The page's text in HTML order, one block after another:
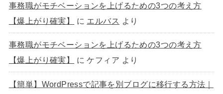
事務職がモチベーションを上げるための3つの考え方
【爆上がり確実】
に エルバス より
事務職がモチベーションを上げるための3つの考え方
【爆上がり確実】
にケフィア より
【簡単】WordPressで記事を別ブログに移行する方法｜